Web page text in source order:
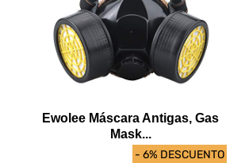
- 6% DESCUENTO
Ewolee Máscara Antigas, Gas
Mask...